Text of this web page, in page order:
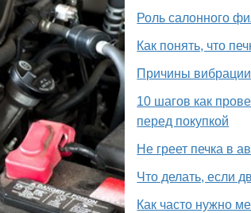
Роль салонного
Как понять, что
Причины
10 шагов как
перед покупкой
Не греет печка в
Что делать, если
Как часто нужно